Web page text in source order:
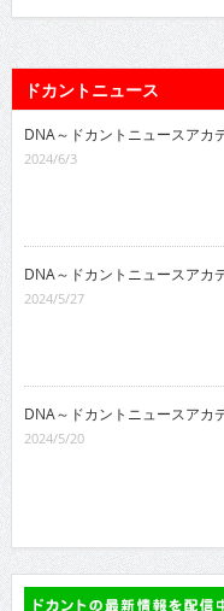
ドカントニュース
DNA～ドカントニュースアカ
2024/6/3
DNA～ドカントニュースアカ
2024/5/27
DNA～ドカントニュースアカ
2024/5/20